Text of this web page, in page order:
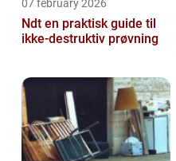
07 february 2026
Ndt en praktisk guide til
ikke-destruktiv prøvning